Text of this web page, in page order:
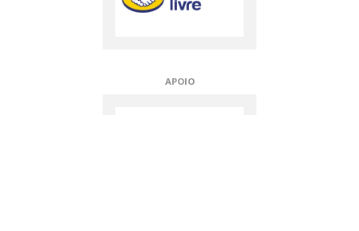
APOIADORES TÉCNICOS